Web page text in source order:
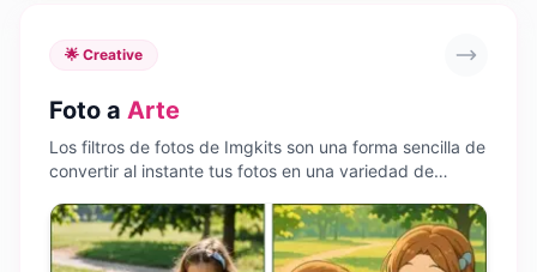
🌟 Creative
Foto a Arte
Los filtros de fotos de Imgkits son una forma sencilla de
convertir al instante tus fotos en una variedad de
animados, bocetos, pinturas y más. Crea una estética
visual coherente y destaca en redes sociales